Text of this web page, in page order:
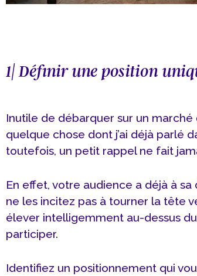
1| Définir une position
Inutile de débarquer sur un
quelque chose dont j’ai déjà parlé
toutefois, un petit rappel ne fait
En effet, votre audience a déjà à
ne les incitez pas à tourner la tête
élever intelligemment au-dessus
participer.
Identifiez un positionnement qui